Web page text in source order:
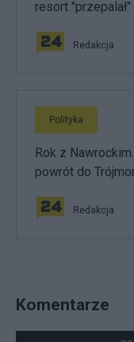
resort
Redakcja
Polityka
Rok z
powrót do
Redakcja
Komentarze